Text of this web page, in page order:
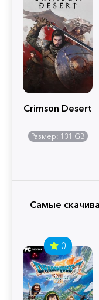
Crimson Desert
Размер: 131 GB
Самые
0